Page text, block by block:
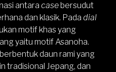
antara casebersudut
dan klasik. Pada dial
motif khas yang
yaitu motif Asanoha.
daun rami yang
tradisional Jepang, dan